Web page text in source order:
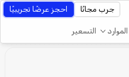
الموارد التسعير
جرب مجانًا احجز عرضًا تجريبيًا